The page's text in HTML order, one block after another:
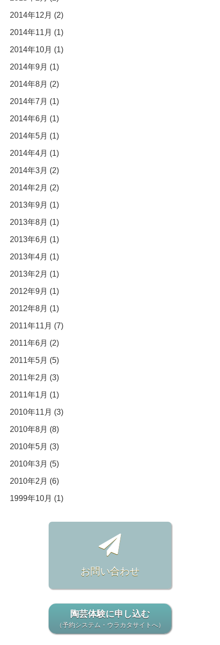
2014年12月 (2)
2014年11月 (1)
2014年10月 (1)
2014年9月 (1)
2014年8月 (2)
2014年7月 (1)
2014年6月 (1)
2014年5月 (1)
2014年4月 (1)
2014年3月 (2)
2014年2月 (2)
2013年9月 (1)
2013年8月 (1)
2013年6月 (1)
2013年4月 (1)
2013年2月 (1)
2012年9月 (1)
2012年8月 (1)
2011年11月 (7)
2011年6月 (2)
2011年5月 (5)
2011年2月 (3)
2011年1月 (1)
2010年11月 (3)
2010年8月 (8)
2010年5月 (3)
2010年3月 (5)
2010年2月 (6)
1999年10月 (1)
お問い合わせ
陶芸体験に申し込む
（予約システム・ウラカタサイトへ）